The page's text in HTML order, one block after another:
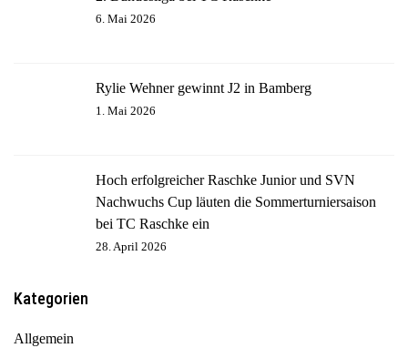
6. Mai 2026
Rylie Wehner gewinnt J2 in Bamberg
1. Mai 2026
Hoch erfolgreicher Raschke Junior und SVN
Nachwuchs Cup läuten die Sommerturniersaison
bei TC Raschke ein
28. April 2026
Kategorien
Allgemein